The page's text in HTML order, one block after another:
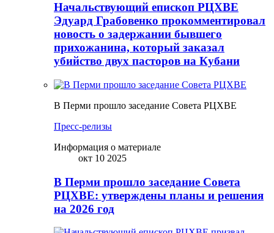
Начальствующий епископ РЦХВЕ
Эдуард Грабовенко прокомментировал
новость о задержании бывшего
прихожанина, который заказал
убийство двух пасторов на Кубани
В Перми прошло заседание Совета РЦХВЕ
Пресс-релизы
Информация о материале
окт 10 2025
В Перми прошло заседание Совета
РЦХВЕ: утверждены планы и решения
на 2026 год